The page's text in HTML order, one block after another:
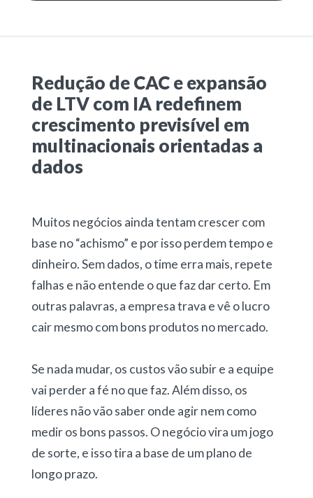
Redução de CAC e expansão
de LTV com IA redefinem
crescimento previsível em
multinacionais orientadas a
dados
Muitos negócios ainda tentam crescer com
base no “achismo” e por isso perdem tempo e
dinheiro. Sem dados, o time erra mais, repete
falhas e não entende o que faz dar certo. Em
outras palavras, a empresa trava e vê o lucro
cair mesmo com bons produtos no mercado.
Se nada mudar, os custos vão subir e a equipe
vai perder a fé no que faz. Além disso, os
líderes não vão saber onde agir nem como
medir os bons passos. O negócio vira um jogo
de sorte, e isso tira a base de um plano de
longo prazo.